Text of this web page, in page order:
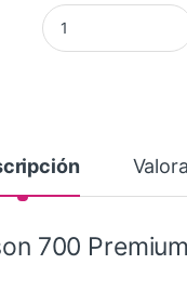
Vinilo Avery 700
700